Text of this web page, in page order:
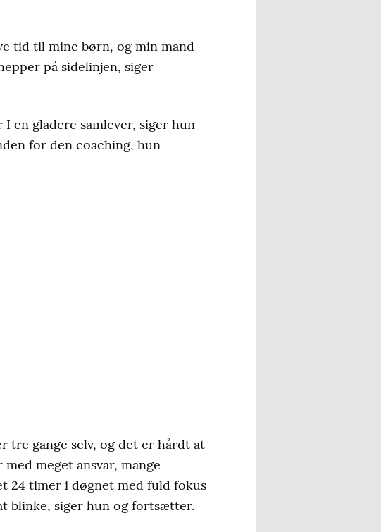
tid til mine børn, og min mand
på sidelinjen, siger
en gladere samlever, siger hun
for den coaching, hun
tre gange selv, og det er hårdt at
meget ansvar, mange
24 timer i døgnet med fuld fokus
blinke, siger hun og fortsætter.